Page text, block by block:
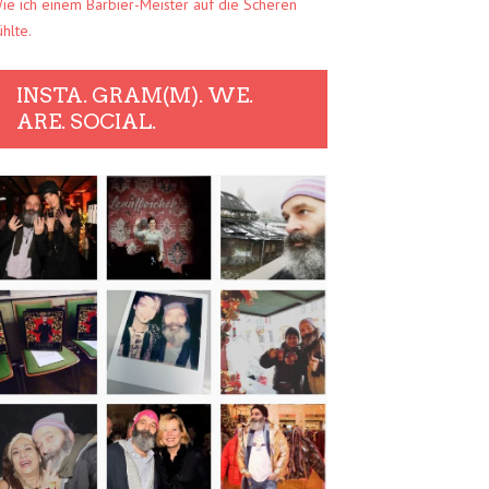
ich einem Barbier-Meister auf die Scheren
INSTA. GRAM(M). WE.
ARE. SOCIAL.